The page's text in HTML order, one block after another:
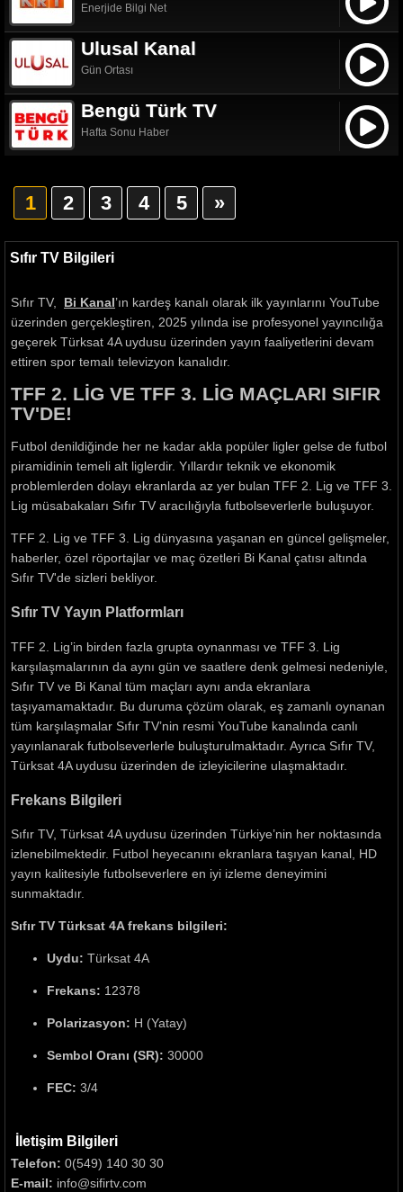
Enerjide Bilgi Net
Ulusal Kanal
Gün Ortası
Bengü Türk TV
Hafta Sonu Haber
1 2 3 4 5 »
Sıfır TV Bilgileri
Sıfır TV, Bi Kanal’ın kardeş kanalı olarak ilk yayınlarını YouTube
üzerinden gerçekleştiren, 2025 yılında ise profesyonel yayıncılığa
geçerek Türksat 4A uydusu üzerinden yayın faaliyetlerini devam
ettiren spor temalı televizyon kanalıdır.
TFF 2. LİG VE TFF 3. LİG MAÇLARI SIFIR
TV'DE!
Futbol denildiğinde her ne kadar akla popüler ligler gelse de futbol
piramidinin temeli alt liglerdir. Yıllardır teknik ve ekonomik
problemlerden dolayı ekranlarda az yer bulan TFF 2. Lig ve TFF 3.
Lig müsabakaları Sıfır TV aracılığıyla futbolseverlerle buluşuyor.
TFF 2. Lig ve TFF 3. Lig dünyasına yaşanan en güncel gelişmeler,
haberler, özel röportajlar ve maç özetleri Bi Kanal çatısı altında
Sıfır TV'de sizleri bekliyor.
Sıfır TV Yayın Platformları
TFF 2. Lig’in birden fazla grupta oynanması ve TFF 3. Lig
karşılaşmalarının da aynı gün ve saatlere denk gelmesi nedeniyle,
Sıfır TV ve Bi Kanal tüm maçları aynı anda ekranlara
taşıyamamaktadır. Bu duruma çözüm olarak, eş zamanlı oynanan
tüm karşılaşmalar Sıfır TV’nin resmi YouTube kanalında canlı
yayınlanarak futbolseverlerle buluşturulmaktadır. Ayrıca Sıfır TV,
Türksat 4A uydusu üzerinden de izleyicilerine ulaşmaktadır.
Frekans Bilgileri
Sıfır TV, Türksat 4A uydusu üzerinden Türkiye’nin her noktasında
izlenebilmektedir. Futbol heyecanını ekranlara taşıyan kanal, HD
yayın kalitesiyle futbolseverlere en iyi izleme deneyimini
sunmaktadır.
Sıfır TV Türksat 4A frekans bilgileri:
Uydu: Türksat 4A
Frekans: 12378
Polarizasyon: H (Yatay)
Sembol Oranı (SR): 30000
FEC: 3/4
İletişim Bilgileri
Telefon: 0(549) 140 30 30
E-mail: info@sifirtv.com